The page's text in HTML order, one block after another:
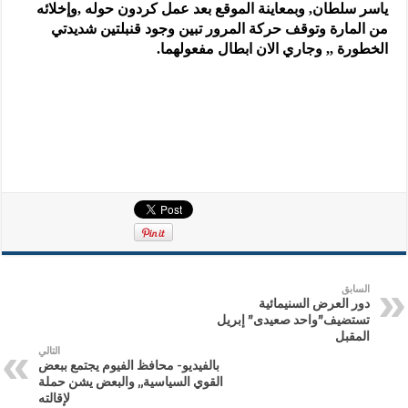
ياسر سلطان, وبمعاينة الموقع بعد عمل كردون حوله ,وإخلائه
من المارة وتوقف حركة المرور تبين وجود قنبلتين شديدتي
الخطورة ,, وجاري الان ابطال مفعولهما.
السابق
دور العرض السنيمائية
تستضيف”واحد صعيدى” إبريل
المقبل
التالي
بالفيديو- محافظ الفيوم يجتمع ببعض
القوي السياسية,, والبعض يشن حملة
لإقالته